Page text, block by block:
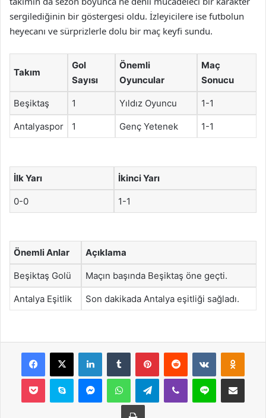
sergilediğinin bir göstergesi oldu. İzleyicilere ise futbolun
heyecanı ve sürprizlerle dolu bir maç keyfi sundu.
Takım
Gol
Sayısı
Önemli
Oyuncular
Maç
Sonucu
Beşiktaş 1 Yıldız Oyuncu 1-1
Antalyaspor 1 Genç Yetenek 1-1
İlk Yarı İkinci Yarı
0-0 1-1
Önemli Anlar Açıklama
Beşiktaş Golü Maçın başında Beşiktaş öne geçti.
Antalya Eşitlik Son dakikada Antalya eşitliği sağladı.
Facebook
X LinkedInTumblr PinterestReddit VKontakte
Pocket Skype MessengerWhatsAppTelegramViber Line E-Posta ile
Yazdır